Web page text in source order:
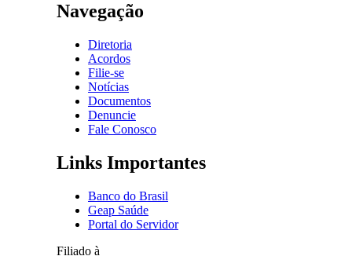
Navegação
Diretoria
Acordos
Filie-se
Notícias
Documentos
Denuncie
Fale Conosco
Links Importantes
Banco do Brasil
Geap Saúde
Portal do Servidor
Filiado à